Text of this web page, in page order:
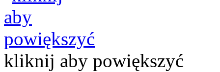
kliknij aby powiększyć